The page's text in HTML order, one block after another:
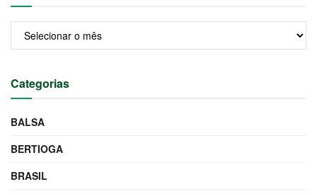
Categorias
BALSA
BERTIOGA
BRASIL